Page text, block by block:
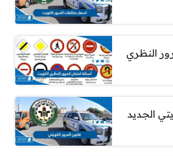
النظري
الجديد